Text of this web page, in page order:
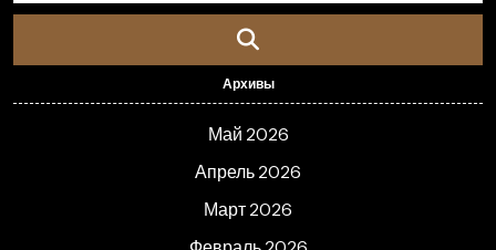
Архивы
Май 2026
Апрель 2026
Март 2026